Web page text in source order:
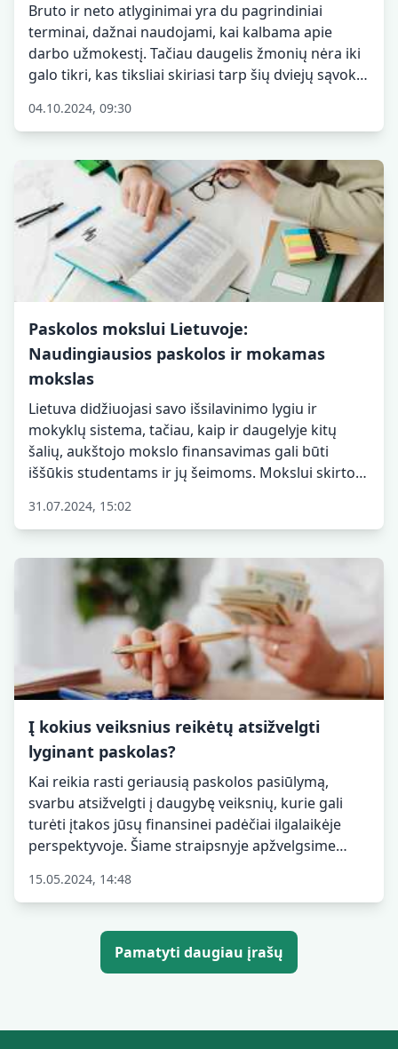
Bruto ir neto atlyginimai yra du pagrindiniai
terminai, dažnai naudojami, kai kalbama apie
darbo užmokestį. Tačiau daugelis žmonių nėra iki
galo tikri, kas tiksliai skiriasi tarp šių dviejų sąvokų
padės išsamiai suprasti bruto ir neto atlyginimo
skirtumus, taip pat aptars pagrindinius veiksnius,
kurie lemia galutinį darbuotojo darbo užmokestį.
04.10.2024, 09:30
Paskolos mokslui Lietuvoje:
Naudingiausios paskolos ir mokamas
mokslas
Lietuva didžiuojasi savo išsilavinimo lygiu ir
mokyklų sistema, tačiau, kaip ir daugelyje kitų
šalių, aukštojo mokslo finansavimas gali būti
iššūkis studentams ir jų šeimoms. Mokslui skirtos
ir šiame straipsnyje nagrinėsime, kokios paskolos
mokslui yra naudingiausios Lietuvoje. Taip pat
aptarsime, kokios mokamos mokymo programos
yra prieinamos.
31.07.2024, 15:02
Į kokius veiksnius reikėtų atsižvelgti
lyginant paskolas?
Kai reikia rasti geriausią paskolos pasiūlymą,
svarbu atsižvelgti į daugybę veiksnių, kurie gali
turėti įtakos jūsų finansinei padėčiai ilgalaikėje
perspektyvoje. Šiame straipsnyje apžvelgsime
atkreipti dėmesį renkantis paskolą Lietuvoje, ir
pateiksime patarimus, kaip išsirinkti jums
palankiausią finansavimo sprendimą.
15.05.2024, 14:48
Pamatyti daugiau įrašų